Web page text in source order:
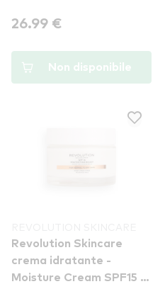
26.99 €
Non disponibile
Revolution Skincare
crema idratante -
Moisture Cream SPF15 -